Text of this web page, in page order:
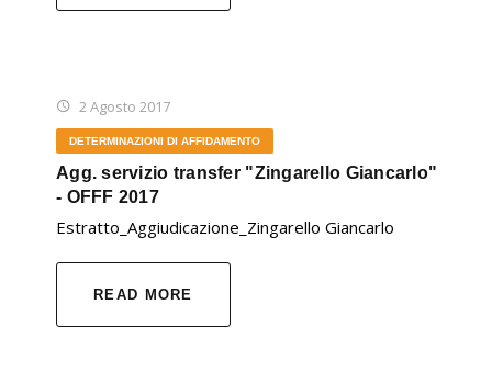
2 Agosto 2017
DETERMINAZIONI DI AFFIDAMENTO
Agg. servizio transfer "Zingarello Giancarlo"
- OFFF 2017
Estratto_Aggiudicazione_Zingarello Giancarlo
READ MORE